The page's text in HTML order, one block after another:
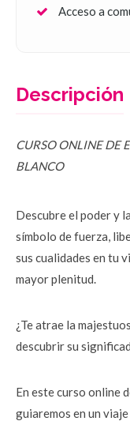
Acceso a
Descripción
CURSO ONLINE DE
BLANCO
Descubre el poder y
símbolo de fuerza,
sus cualidades en tu
mayor plenitud.
¿Te atrae la
descubrir su
En este curso online
guiaremos en un